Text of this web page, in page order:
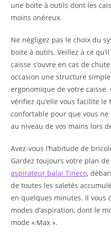
une boite à outils dont les
moins onéreux.
Ne négligez pas le choix du
boite à outils. Veillez à ce
caisse s’ouvre en cas de
occasion une structure
ergonomique de votre
vérifiez qu’elle vous facilite le
confortable pour que vous
au niveau de vos mains lors
Avez-vous l’habitude de
Gardez toujours votre plan
aspirateur balai Tineco,
de toutes les saletés
en quelques minutes. Il vous
modes d’aspiration, dont le
mode « Max ».